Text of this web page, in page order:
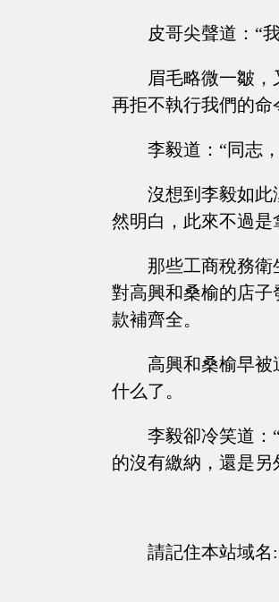
皮哥尖聲道：“
眉毛略微一皺
再拒不執行我們的
李毅道：“同志
沒想到李毅如此
然明白，此來不過
那些工商稅務
對高興和桑榆的店
款補齊全。
高興和桑榆早
什么了。
李毅卻冷笑道：
的沒有繳納，還是另
請記住本站域名: